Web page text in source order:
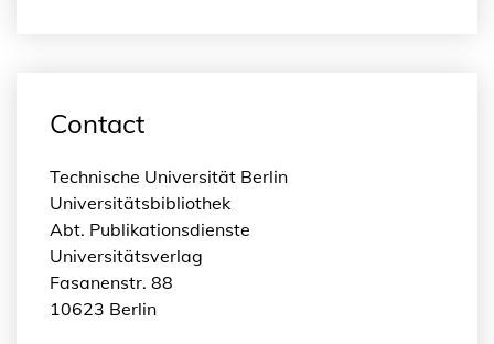
Contact
Technische Universität Berlin
Universitätsbibliothek
Abt. Publikationsdienste
Universitätsverlag
Fasanenstr. 88
10623 Berlin